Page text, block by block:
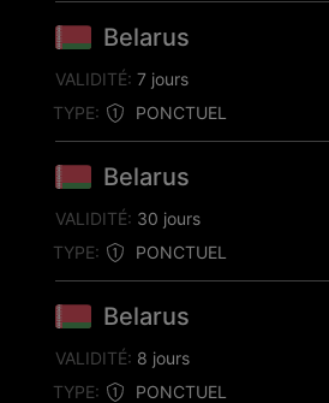
Belarus
TYPE: PONCTUEL
VALIDITÉ: 7 jours
Belarus
TYPE: PONCTUEL
VALIDITÉ: 30 jours
Belarus
TYPE: PONCTUEL
VALIDITÉ: 8 jours